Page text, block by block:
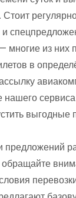
многие из них
в
нашего
выгодные
предложений